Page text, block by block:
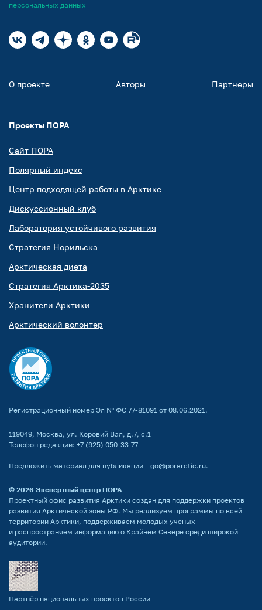
персональных данных
О проекте Авторы Партнеры
Проекты ПОРА
Сайт ПОРА
Полярный индекс
Центр подходящей работы в Арктике
Дискуссионный клуб
Лаборатория устойчивого развития
Стратегия Норильска
Арктическая диета
Стратегия Арктика-2035
Хранители Арктики
Арктический волонтер
Регистрационный номер Эл № ФС 77-81091 от 08.06.2021.
119049, Москва, ул. Коровий Вал, д.7, с.1
Телефон редакции: +7 (925) 050-33-77
Предложить материал для публикации – go@porarctic.ru.
© 2026 Экспертный центр ПОРА
Проектный офис развития Арктики создан для поддержки проектов
развития Арктической зоны РФ. Мы реализуем программы по всей
территории Арктики, поддерживаем молодых ученых
и распространяем информацию о Крайнем Севере среди широкой
аудитории.
Партнёр национальных проектов России